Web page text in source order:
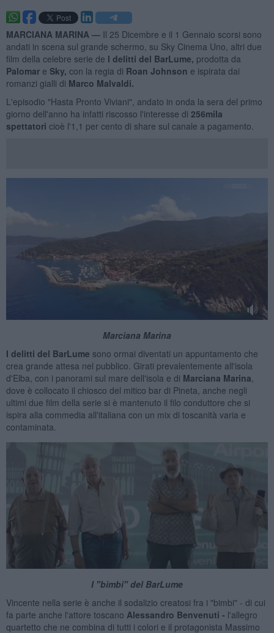
MARCIANA MARINA — Il 25 Dicembre e il 1 Gennaio scorsi sono
andati in scena sul grande schermo, su Sky Cinema Uno, altri due
film della celebre serie de I delitti del BarLume, prodotta da
Palomar e Sky, con la regia di Roan Johnson e ispirata dai
romanzi gialli di Marco Malvaldi.
L'episodio "Hasta Pronto Viviani", andato in onda la sera del primo
giorno dell'anno ha infatti riscosso l'interesse di 256mila
spettatori cioè l'1,1 per cento di share sul canale a pagamento.
Marciana Marina
I delitti del BarLume sono ormai diventati un appuntamento che
crea grande attesa nel pubblico. Girati prevalentemente all'isola
d'Elba, con i panorami sul mare dell'isola e di Marciana Marina,
dove è collocato il chiosco del mitico bar di Pineta, anche negli
ultimi due film della serie si è mantenuto il filo conduttore che si
ispira alla commedia all'italiana con un mix di toscanità varia e
contaminata.
I "bimbi" del BarLume
Vincente nella serie è anche il sodalizio creatosi fra i "bimbi" - di cui
fa parte anche l'attore toscano Alessandro Benvenuti - l'allegro
quartetto che ne combina di tutti i colori e il protagonista Massimo